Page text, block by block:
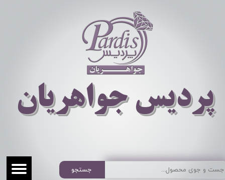
​​​​پردیس جواهریان
جستجو